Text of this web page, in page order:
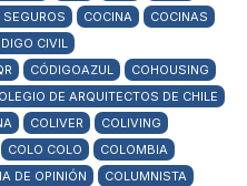
SEGUROS COCINA
COCINAS
CIVIL
CÓDIGOAZUL
COHOUSING
DE ARQUITECTOS DE CHILE
COLIVER
COLIVING
COLO COLO
COLOMBIA
DE OPINIÓN
COLUMNISTA